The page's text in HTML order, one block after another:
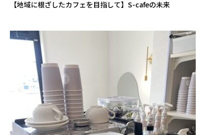
【地域に根ざしたカフェを目指して】S-cafeの未来